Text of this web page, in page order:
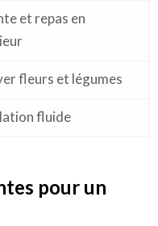
et repas en
fleurs et légumes
fluide
pour un